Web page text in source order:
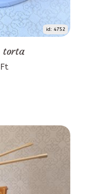
id: 4752
torta